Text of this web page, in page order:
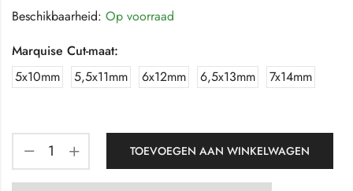
Beschikbaarheid: Op voorraad
Marquise Cut-maat:
5x10mm
5,5x11mm 6x12mm 6,5x13mm 7x14mm
TOEVOEGEN AAN WINKELWAGEN